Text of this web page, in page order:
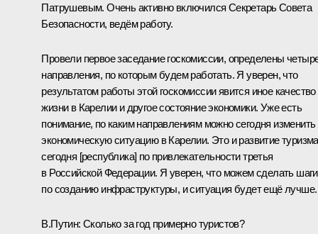
Патрушевым. Очень активно включился Секретарь Совета
Безопасности, ведём работу.
Провели первое заседание госкомиссии, определены
направления, по которым будем работать. Я уверен, что
результатом работы этой госкомиссии явится иное качество
жизни в Карелии и другое состояние экономики. Уже есть
понимание, по каким направлениям можно сегодня изменить
экономическую ситуацию в Карелии. Это и развитие
сегодня [республика] по привлекательности третья
в Российской Федерации. Я уверен, что можем сделать шаги
по созданию инфраструктуры, и ситуация будет ещё лучше.
В.Путин: Сколько за год примерно туристов?